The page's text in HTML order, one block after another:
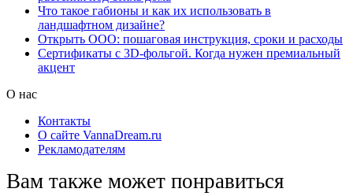
Что такое габионы и как их использовать в
ландшафтном дизайне?
Открыть ООО: пошаговая инструкция, сроки и расходы
Сертификаты с 3D-фольгой. Когда нужен премиальный
акцент
О нас
Контакты
О сайте VannaDream.ru
Рекламодателям
Вам также может понравиться